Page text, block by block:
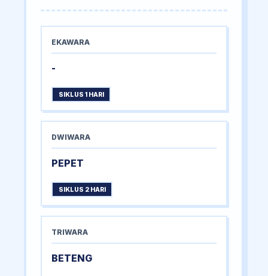
EKAWARA
-
SIKLUS 1 HARI
DWIWARA
PEPET
SIKLUS 2 HARI
TRIWARA
BETENG